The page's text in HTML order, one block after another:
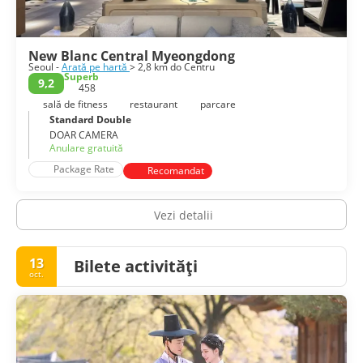
New Blanc Central Myeongdong
Seoul -Arată pe hartă > 2,8 km do Centru
9,2
Superb
458
sală de fitness
restaurant
parcare
Standard Double
DOAR CAMERA
Anulare gratuită
Package Rate
Recomandat
Vezi detalii
13
oct. Bilete activități